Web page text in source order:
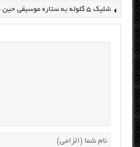
شلیک ۵ گلوله به ستاره موسیقی حین برنامه زنده